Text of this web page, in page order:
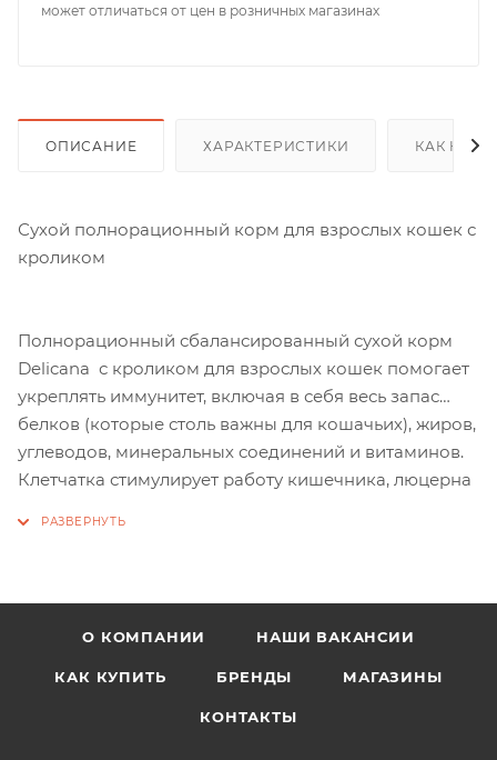
может отличаться от цен в розничных магазинах
ОПИСАНИЕ ХАРАКТЕРИСТИКИ КАК
Сухой полнорационный корм для взрослых кошек с
кроликом
Полнорационный сбалансированный сухой корм
Delicana с кроликом для взрослых кошек помогает
укреплять иммунитет, включая в себя весь запас
белков (которые столь важны для кошачьих), жиров,
углеводов, минеральных соединений и витаминов.
Клетчатка стимулирует работу кишечника, люцерна
укрепить иммунную систему и обеспечивают
надёжную защиту от всевозможных
О КОМПАНИИ НАШИ ВАКАНСИИ
КАК КУПИТЬ БРЕНДЫ МАГАЗИНЫ
КОНТАКТЫ